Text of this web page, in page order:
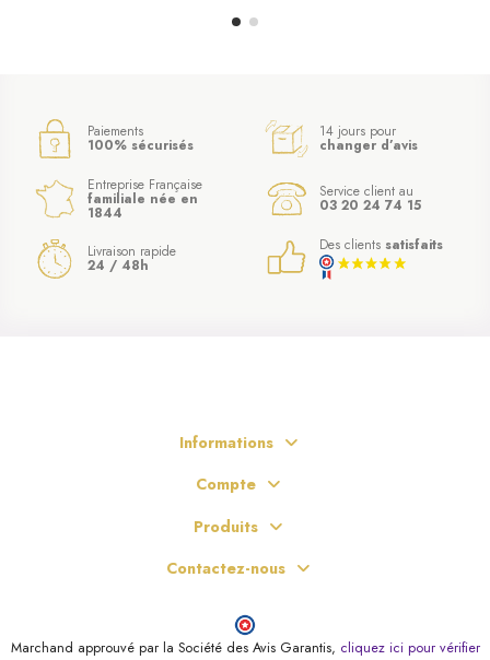
Paiements
100% sécurisés
14 jours pour
changer d’avis
Entreprise Française
familiale née en
1844
Service client au
03 20 24 74 15
Livraison rapide
24 / 48h
Des clients satisfaits
Informations
Compte
Produits
Contactez-nous
Marchand approuvé par la Société des Avis Garantis, cliquez ici pour vérifier